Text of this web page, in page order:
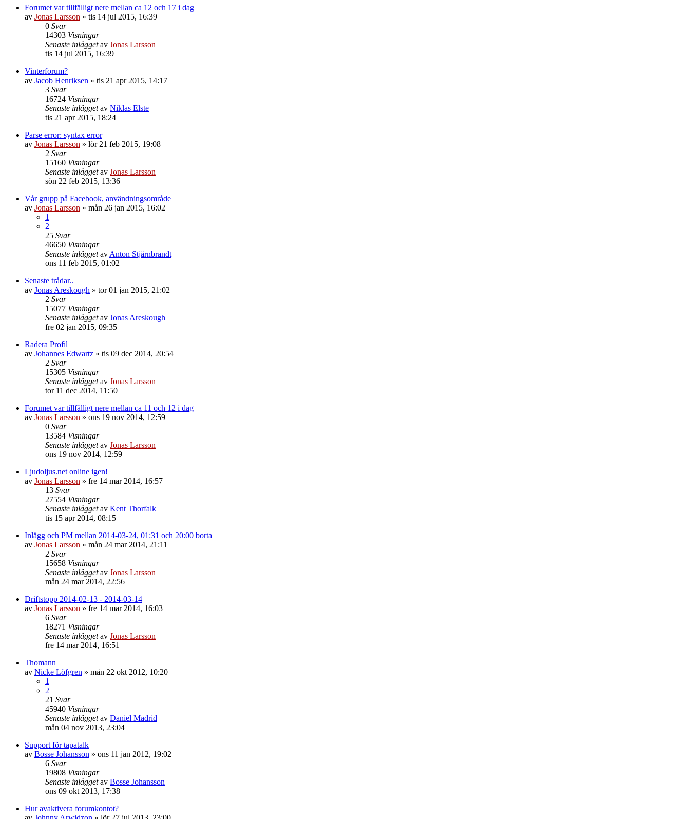
Forumet var tillfälligt nere mellan ca 12 och 17 i dag
av Jonas Larsson » tis 14 jul 2015, 16:39
0 Svar
14303 Visningar
Senaste inläggetav Jonas Larsson
tis 14 jul 2015, 16:39
Vinterforum?
av Jacob Henriksen » tis 21 apr 2015, 14:17
3 Svar
16724 Visningar
Senaste inläggetav Niklas Elste
tis 21 apr 2015, 18:24
Parse error: syntax error
av Jonas Larsson » lör 21 feb 2015, 19:08
2 Svar
15160 Visningar
Senaste inläggetav Jonas Larsson
sön 22 feb 2015, 13:36
Vår grupp på Facebook, användningsområde
av Jonas Larsson » mån 26 jan 2015, 16:02
1
2
25 Svar
46650 Visningar
Senaste inläggetavAnton Stjärnbrandt
ons 11 feb 2015, 01:02
Senaste trådar..
av Jonas Areskough » tor 01 jan 2015, 21:02
2 Svar
15077 Visningar
Senaste inläggetav Jonas Areskough
fre 02 jan 2015, 09:35
Radera Profil
av Johannes Edwartz » tis 09 dec 2014, 20:54
2 Svar
15305 Visningar
Senaste inläggetav Jonas Larsson
tor 11 dec 2014, 11:50
Forumet var tillfälligt nere mellan ca 11 och 12 i dag
av Jonas Larsson » ons 19 nov 2014, 12:59
0 Svar
13584 Visningar
Senaste inläggetav Jonas Larsson
ons 19 nov 2014, 12:59
Ljudoljus.net online igen!
av Jonas Larsson » fre 14 mar 2014, 16:57
13 Svar
27554 Visningar
Senaste inläggetav Kent Thorfalk
tis 15 apr 2014, 08:15
Inlägg och PM mellan 2014-03-24, 01:31 och 20:00 borta
av Jonas Larsson » mån 24 mar 2014, 21:11
2 Svar
15658 Visningar
Senaste inläggetav Jonas Larsson
mån 24 mar 2014, 22:56
Driftstopp 2014-02-13 - 2014-03-14
av Jonas Larsson » fre 14 mar 2014, 16:03
6 Svar
18271 Visningar
Senaste inläggetav Jonas Larsson
fre 14 mar 2014, 16:51
Thomann
av Nicke Löfgren » mån 22 okt 2012, 10:20
1
2
21 Svar
45940 Visningar
Senaste inläggetav Daniel Madrid
mån 04 nov 2013, 23:04
Support för tapatalk
av Bosse Johansson » ons 11 jan 2012, 19:02
6 Svar
19808 Visningar
Senaste inläggetav Bosse Johansson
ons 09 okt 2013, 17:38
Hur avaktivera forumkontot?